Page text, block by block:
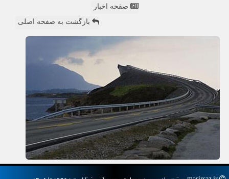
صفحه اخبار
بازگشت به صفحه اصلی